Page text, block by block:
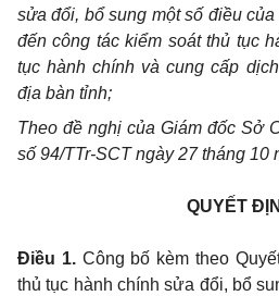
sửa đổi, bổ sung một số điều
đến công tác kiểm soát thủ tục
tục hành chính và cung cấp
địa bàn tỉnh;
Theo đề nghị của Giám đốc Sở
số 94/TTr-SCT ngày 27 tháng 10
QUYẾT
Điều 1. Công bố kèm theo
thủ tục hành chính sửa đổi, bổ